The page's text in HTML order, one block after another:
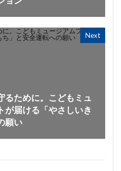
Next
るために。こどもミュ
が届ける「やさしいき
願い